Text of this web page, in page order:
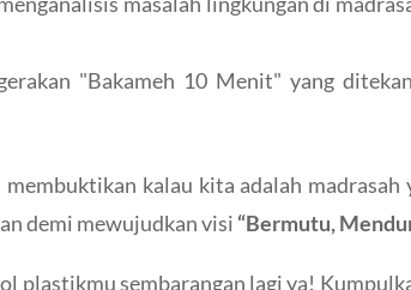
"Bakameh 10 Menit" yang
kalau kita adalah madrasah
demi mewujudkan visi “Bermutu,
plastikmu sembarangan lagi ya!